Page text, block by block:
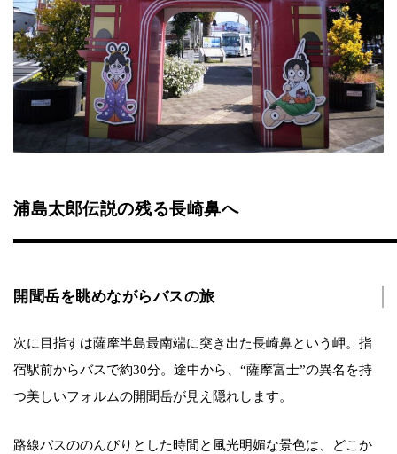
浦島太郎伝説の残る長崎鼻へ
開聞岳を眺めながらバスの旅
次に目指すは薩摩半島最南端に突き出た長崎鼻という岬。指
宿駅前からバスで約30分。途中から、“薩摩富士”の異名を持
つ美しいフォルムの開聞岳が見え隠れします。
路線バスののんびりとした時間と風光明媚な景色は、どこか